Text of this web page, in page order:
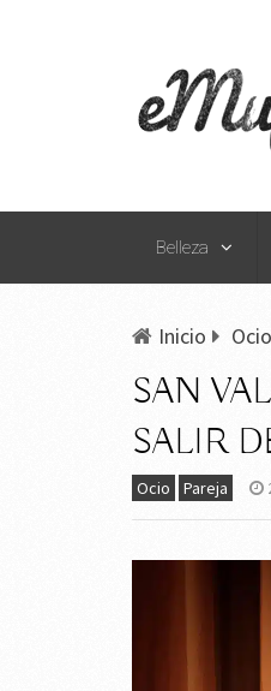
Belleza
Inicio Ocio
SAN
SALIR
Ocio Pareja